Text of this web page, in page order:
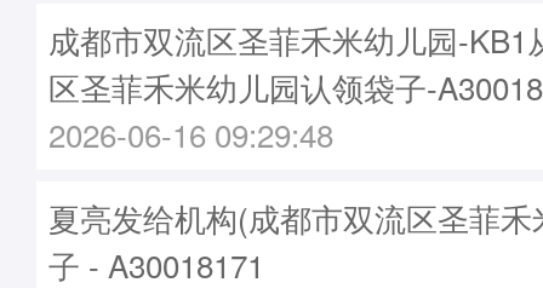
成都市双流区圣菲禾米幼儿园-KB1
区圣菲禾米幼儿园认领袋子-
2026-06-16 09:29:48
夏亮发给机构(成都市双流区圣菲
子 - A30018171